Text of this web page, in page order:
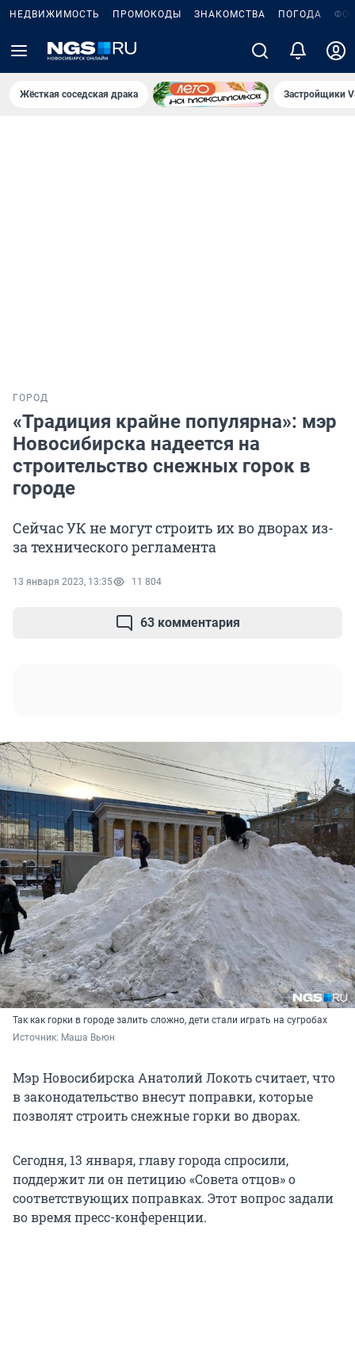
НЕДВИЖИМОСТЬ ПРОМОКОДЫ ЗНАКОМСТВА ПОГОДА
Жёсткая соседская драка Застройщики
ГОРОД
«Традиция крайне популярна»: мэр
Новосибирска надеется на
строительство снежных горок в
городе
Сейчас УК не могут строить их во дворах из-
за технического регламента
13 января 2023, 13:35 11 804
63 комментария
Так как горки в городе залить сложно, дети стали играть на сугробах
Источник: Маша Вьюн
Мэр Новосибирска Анатолий Локоть считает, что
в законодательство внесут поправки, которые
позволят строить снежные горки во дворах.
Сегодня, 13 января, главу города спросили,
поддержит ли он петицию «Совета отцов» о
соответствующих поправках. Этот вопрос задали
во время пресс-конференции.